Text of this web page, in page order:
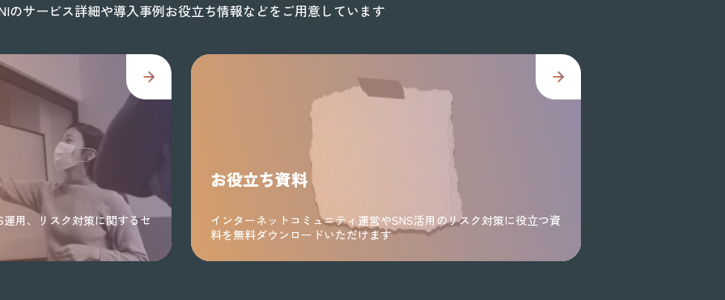
のサービス詳細や導入事例お役立ち情報などをご用意しています
用、リスク対策に関するセ
お役立ち資料
インターネットコミュニティ運営やSNS活用のリスク対策に役立つ資
料を無料ダウンロードいただけます